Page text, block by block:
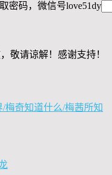
密码，微信号love51dy
敬请谅解！感谢支持！
梅奇知道什么/梅茜所知